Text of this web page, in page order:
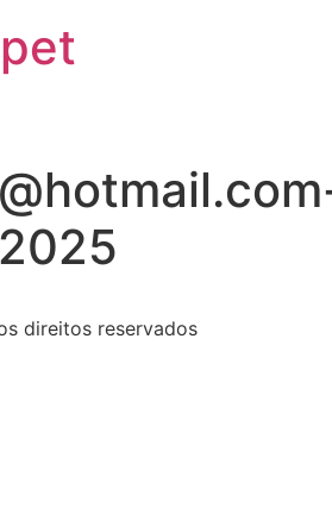
direitos reservados